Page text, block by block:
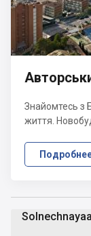
Solnechnayaa
Знайомтесь з
життя.